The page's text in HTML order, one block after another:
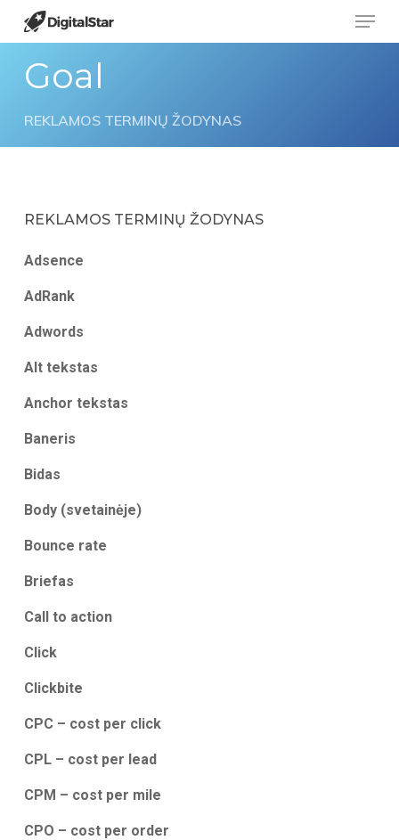
to
main
Menu
Goal
REKLAMOS TERMINŲ ŽODYNAS
REKLAMOS TERMINŲ ŽODYNAS
Adsence
AdRank
Adwords
Alt tekstas
Anchor tekstas
Baneris
Bidas
Body (svetainėje)
Bounce rate
Briefas
Call to action
Click
Clickbite
CPC – cost per click
CPL – cost per lead
CPM – cost per mile
CPO – cost per order